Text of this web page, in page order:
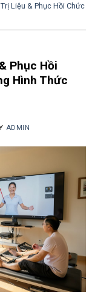
Liệu & Phục Hồi Chức
Phục Hồi
Hình Thức
ADMIN